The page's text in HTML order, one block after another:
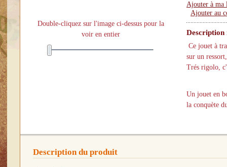
Double-cliquez sur l'image ci-dessus pour la
voir en entier
Ajouter à ma
Ajouter au
Description
Ce jouet à
sur un
Trés rigolo,
Un jouet en
la conquète
Description du produit